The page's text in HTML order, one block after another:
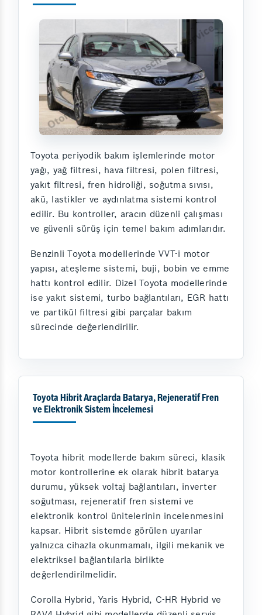
Toyota periyodik bakım işlemlerinde motor
yağı, yağ filtresi, hava filtresi, polen filtresi,
yakıt filtresi, fren hidroliği, soğutma sıvısı,
akü, lastikler ve aydınlatma sistemi kontrol
edilir. Bu kontroller, aracın düzenli çalışması
ve güvenli sürüş için temel bakım adımlarıdır.
Benzinli Toyota modellerinde VVT-i motor
yapısı, ateşleme sistemi, buji, bobin ve emme
hattı kontrol edilir. Dizel Toyota modellerinde
ise yakıt sistemi, turbo bağlantıları, EGR hattı
ve partikül filtresi gibi parçalar bakım
sürecinde değerlendirilir.
Toyota Hibrit Araçlarda Batarya, Rejeneratif Fren
ve Elektronik Sistem İncelemesi
Toyota hibrit modellerde bakım süreci, klasik
motor kontrollerine ek olarak hibrit batarya
durumu, yüksek voltaj bağlantıları, inverter
soğutması, rejeneratif fren sistemi ve
elektronik kontrol ünitelerinin incelenmesini
kapsar. Hibrit sistemde görülen uyarılar
yalnızca cihazla okunmamalı, ilgili mekanik ve
elektriksel bağlantılarla birlikte
değerlendirilmelidir.
Corolla Hybrid, Yaris Hybrid, C-HR Hybrid ve